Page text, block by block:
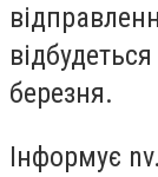
березня.
Інформує